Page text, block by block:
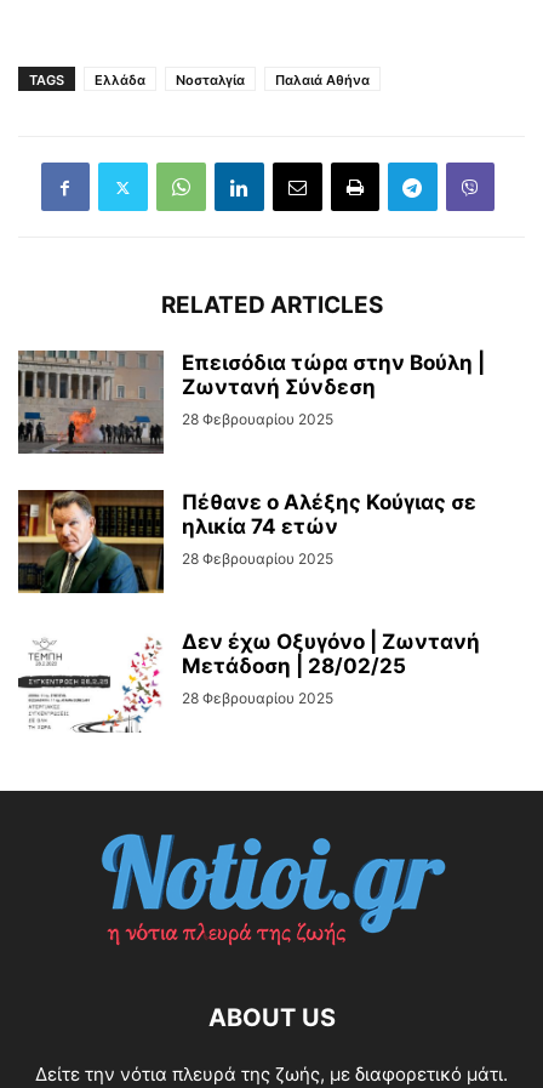
TAGS Ελλάδα Νοσταλγία Παλαιά Αθήνα
RELATED ARTICLES
Επεισόδια τώρα στην Βούλη |
Ζωντανή Σύνδεση
28 Φεβρουαρίου 2025
Πέθανε ο Αλέξης Κούγιας σε
ηλικία 74 ετών
28 Φεβρουαρίου 2025
Δεν έχω Οξυγόνο | Ζωντανή
Μετάδοση | 28/02/25
28 Φεβρουαρίου 2025
ABOUT US
Δείτε την νότια πλευρά της ζωής, με διαφορετικό μάτι.